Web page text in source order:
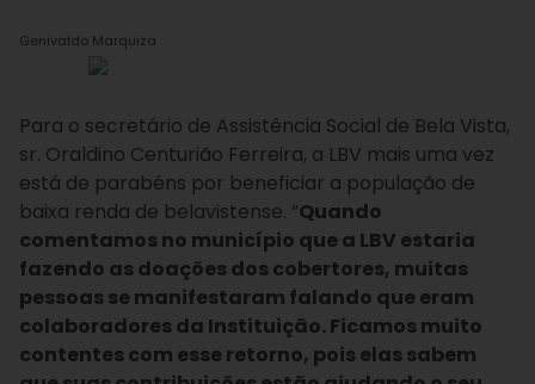
Genivaldo Marquiza
Para o secretário de Assistência Social de Bela Vista,
sr. Oraldino Centurião Ferreira, a LBV mais uma vez
está de parabéns por beneficiar a população de
baixa renda de belavistense. “Quando
comentamos no município que a LBV estaria
fazendo as doações dos cobertores, muitas
pessoas se manifestaram falando que eram
colaboradores da Instituição. Ficamos muito
contentes com esse retorno, pois elas sabem